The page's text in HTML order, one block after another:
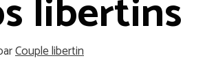
libertins
Couple libertin